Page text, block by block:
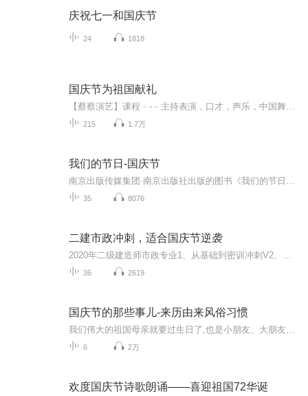
庆祝七一和国庆节
24 1818
国庆节为祖国献礼
215 1.7万
我们的节日-国庆节
35 8076
二建市政冲刺，适合国庆节逆袭
36 2619
国庆节的那些事儿-来历由来风俗习惯
6 2万
欢度国庆节诗歌朗诵——喜迎祖国72华诞